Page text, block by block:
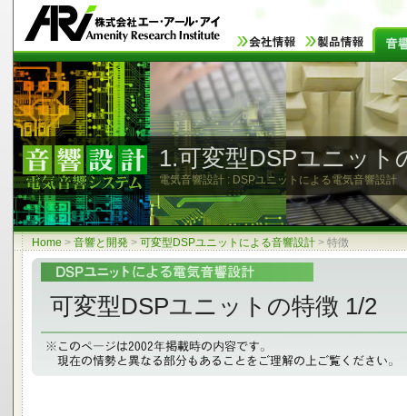
1.可変型DSPユニット
電気音響設計 : DSPユニットによる電気音響設計
Home > 音響と開発 > 可変型DSPユニットによる音響設計 > 特徴
可変型DSPユニットの特徴 1/2